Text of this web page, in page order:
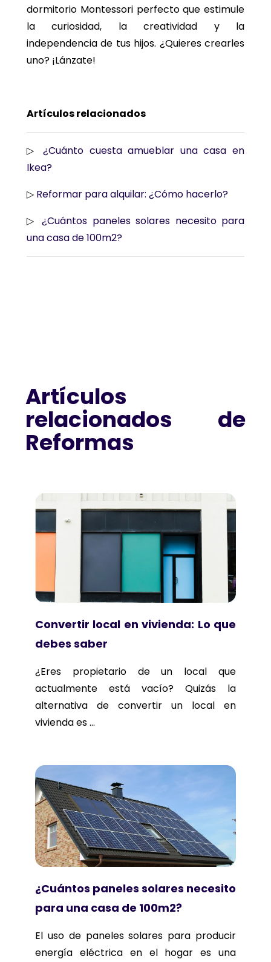
dormitorio Montessori perfecto que estimule
la curiosidad, la creatividad y la
independencia de tus hijos. ¿Quieres crearles
uno? ¡Lánzate!
Artículos relacionados
▷¿Cuánto cuesta amueblar una casa en
Ikea?
▷ Reformar para alquilar: ¿Cómo hacerlo?
▷ ¿Cuántos paneles solares necesito para
una casa de 100m2?
Artículos
relacionados de
Reformas
Convertir local en vivienda: Lo que
debes saber
¿Eres propietario de un local que
actualmente está vacío? Quizás la
alternativa de convertir un local en
vivienda es ...
¿Cuántos paneles solares necesito
para una casa de 100m2?
El uso de paneles solares para producir
energía eléctrica en el hogar es una